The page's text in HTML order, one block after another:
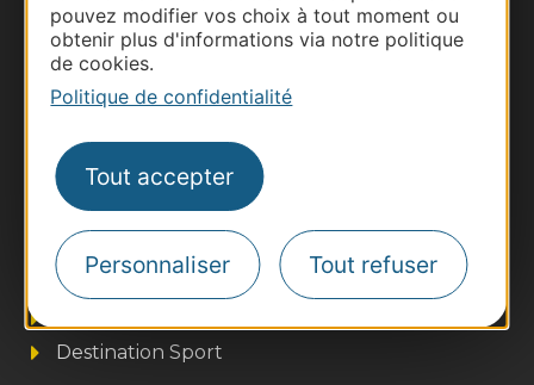
pouvez modifier vos choix à tout moment ou
obtenir plus d'informations via notre politique
de cookies.
Politique de confidentialité
Tout accepter
Personnaliser Tout refuser
Thermalisme
Business/Mice
Pros d'Occitanie
Site presse et d'influence
Destination Sport